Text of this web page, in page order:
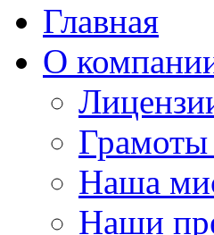
Главная
О
Грамоты
Наша
Наши